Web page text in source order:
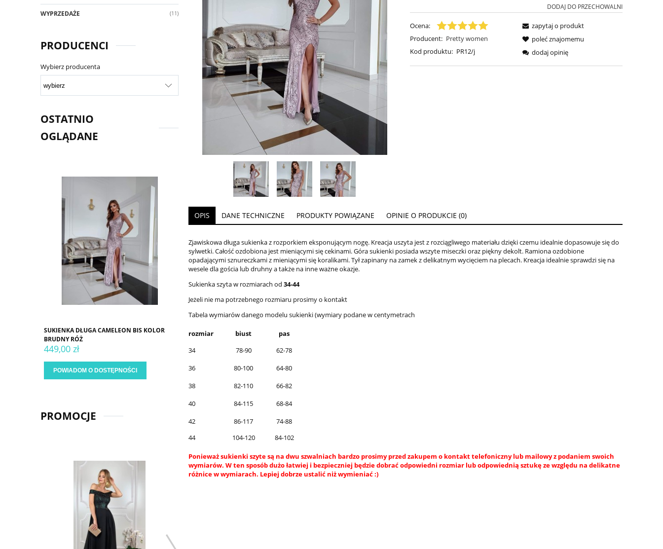
WYPRZEDAŻE (11)
PRODUCENCI
Wybierz producenta
OSTATNIO
OGLĄDANE
SUKIENKA DŁUGA CAMELEON BIS KOLOR
BRUDNY RÓŻ
449,00 zł
POWIADOM O DOSTĘPNOŚCI
PROMOCJE
DODAJ DO PRZECHOWALNI
Ocena:
Producent: Pretty women
Kod produktu: PR12/j
zapytaj o produkt
poleć znajomemu
dodaj opinię
OPIS DANE TECHNICZNE PRODUKTY POWIĄZANE OPINIE O PRODUKCIE (0)
Zjawiskowa długa sukienka z rozporkiem eksponującym nogę. Kreacja uszyta jest z rozciągliwego materiału dzięki czemu idealnie dopasowuje się do
sylwetki. Całość ozdobiona jest mieniącymi się cekinami. Góra sukienki posiada wszyte miseczki oraz piękny dekolt. Ramiona ozdobione
opadającymi sznureczkami z mieniącymi się koralikami. Tył zapinany na zamek z delikatnym wycięciem na plecach. Kreacja idealnie sprawdzi się na
wesele dla gościa lub druhny a także na inne ważne okazje.
Sukienka szyta w rozmiarach od 34-44
Jeżeli nie ma potrzebnego rozmiaru prosimy o kontakt
Tabela wymiarów danego modelu sukienki (wymiary podane w centymetrach
rozmiar biust
pas
34
78-90
62-78
36
80-100
64-80
38
82-110
66-82
40
84-115
68-84
42
86-117
74-88
44
104-120 84-102
Ponieważ sukienki szyte są na dwu szwalniach bardzo prosimy przed zakupem o kontakt telefoniczny lub mailowy z podaniem swoich
wymiarów. W ten sposób dużo łatwiej i bezpieczniej będzie dobrać odpowiedni rozmiar lub odpowiednią sztukę ze względu na delikatne
różnice w wymiarach. Lepiej dobrze ustalić niż wymieniać :)